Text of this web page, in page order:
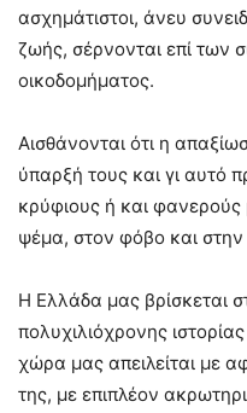
ασχημάτιστοι, άνευ
ζωής, σέρνονται επί των
οικοδομήματος.
Αισθάνονται ότι η
ύπαρξή τους και γι αυτό
κρύφιους ή και
ψέμα, στον φόβο και στην
Η Ελλάδα μας βρίσκεται
πολυχιλιόχρονης
χώρα μας απειλείται με
της, με επιπλέον